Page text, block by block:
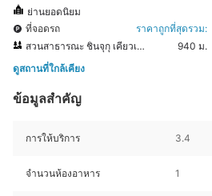
ย่านยอดนิยม
ที่จอดรถ
ราคาถูกที่สุดรวม:
สวนสาธารณะ ชินจุกุ เคียวเอ็น
940 ม.
ดูสถานที่ใกล้เคียง
ข้อมูลสำคัญ
การให้บริการ 3.4
จำนวนห้องอาหาร 1